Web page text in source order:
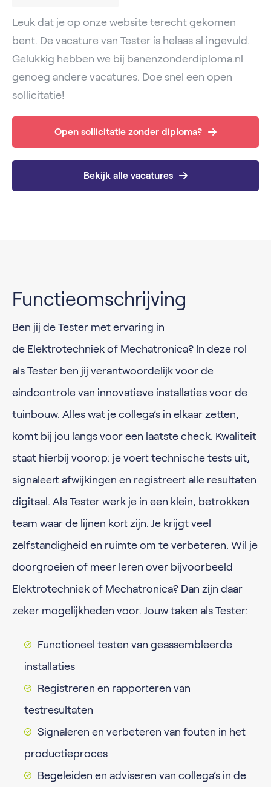
Leuk dat je op onze website terecht gekomen
bent. De vacature van Tester is helaas al ingevuld.
Gelukkig hebben we bij banenzonderdiploma.nl
genoeg andere vacatures. Doe snel een open
sollicitatie!
Open sollicitatie zonder diploma?
Bekijk alle vacatures
Functieomschrijving
Ben jij de Tester met ervaring in
de Elektrotechniek of Mechatronica? In deze rol
als Tester ben jij verantwoordelijk voor de
eindcontrole van innovatieve installaties voor de
tuinbouw. Alles wat je collega’s in elkaar zetten,
komt bij jou langs voor een laatste check. Kwaliteit
staat hierbij voorop: je voert technische tests uit,
signaleert afwijkingen en registreert alle resultaten
digitaal. Als Tester werk je in een klein, betrokken
team waar de lijnen kort zijn. Je krijgt veel
zelfstandigheid en ruimte om te verbeteren. Wil je
doorgroeien of meer leren over bijvoorbeeld
Elektrotechniek of Mechatronica? Dan zijn daar
zeker mogelijkheden voor. Jouw taken als Tester:
Functioneel testen van geassembleerde
installaties
Registreren en rapporteren van
testresultaten
Signaleren en verbeteren van fouten in het
productieproces
Begeleiden en adviseren van collega’s in de